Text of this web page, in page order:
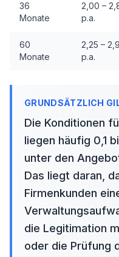
36
Monate
2,00 –
p.a.
60
Monate
2,25 –
p.a.
Die Konditionen
liegen häufig 0,1
unter den
Das liegt daran,
Firmenkunden
die Legitimation
oder die Prüfung